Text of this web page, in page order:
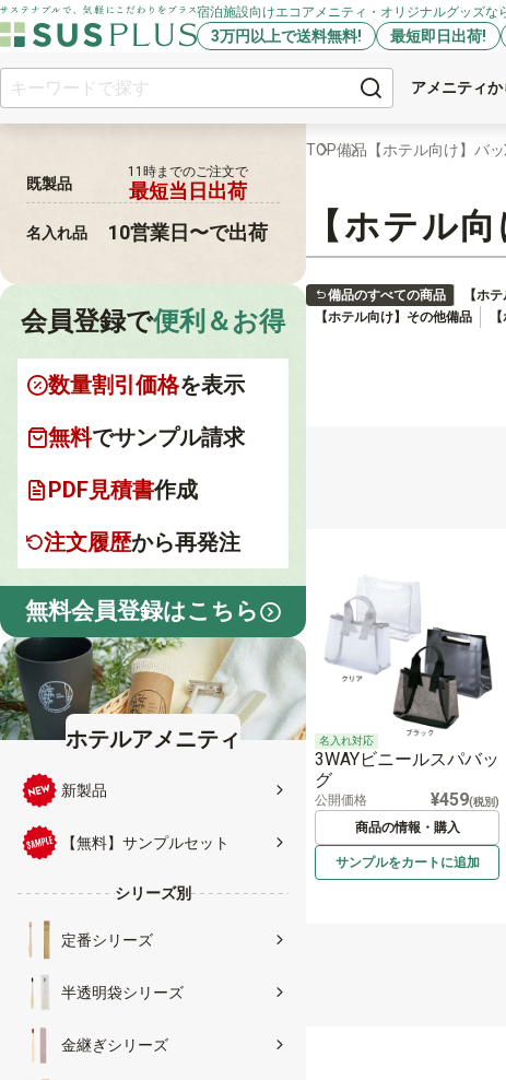
宿泊施設向けエコアメニティ・オリジナルグッズな
3万円以上で送料無料! 最短即日出荷!
アメニティ
既製品
11時までのご注文で
最短当日出荷
名入れ品 10営業日〜で出荷
会員登録で便利＆お得
数量割引価格を表示
無料でサンプル請求
PDF見積書作成
注文履歴から再発注
無料会員登録はこちら
ホテルアメニティ
新製品
【無料】サンプルセット
シリーズ別
定番シリーズ
半透明袋シリーズ
金継ぎシリーズ
TOP備品 【ホテル向け】バ
【ホテル
備品のすべての商品 【ホ
【ホテル向け】その他備品
名入れ対応
3WAYビニールスパバッ
グ
公開価格 ¥459(税別)
商品の情報・購入
サンプルをカートに追加